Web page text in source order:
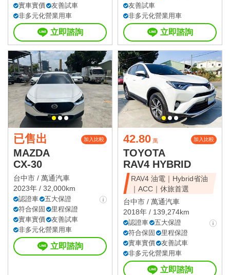
實車實價
友善試車
非多元化營業用車
立即諮詢
友善試車
非多元化營業用車
立即諮詢
已售出 加入比較
MAZDA
CX-30
台中市 / 萬通汽車
2023年 / 32,000km
認證車
五大保證
符合保固
里程保證
實車實價
友善試車
非多元化營業用車
立即諮詢
42.80 萬 加入比較
TOYOTA
RAV4 HYBRID
RAV4 油電｜Hybrid省油
｜ACC｜休旅首選
台中市 / 萬通汽車
2018年 / 139,274km
認證車
五大保證
符合保固
里程保證
實車實價
友善試車
非多元化營業用車
立即諮詢